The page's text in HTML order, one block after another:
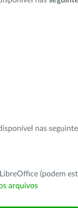
nas
(podem
arquivos